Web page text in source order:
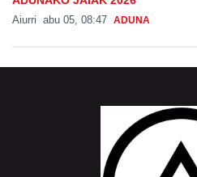
Aiurri abu 05, 08:47 ADUNA